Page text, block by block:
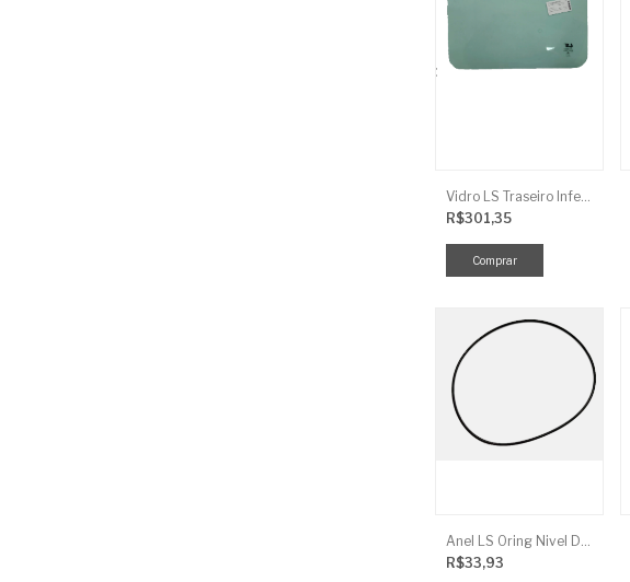
Vidro LS Traseiro Inferior
R$301,35
Anel LS Oring Nivel De Oleo EGQ125
R$33,93